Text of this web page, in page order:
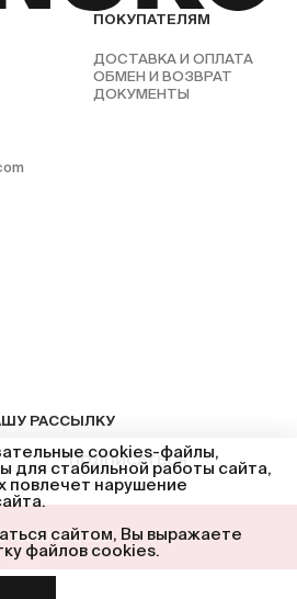
РАССЫЛКУ
ПОДПИСАТЬСЯ
ПОКУПАТЕЛЯМ
ДОСТАВКА И ОПЛАТА
ОБМЕН И ВОЗВРАТ
ДОКУМЕНТЫ
ANNUKO 2025
cookies-файлы,
для стабильной работы сайта,
повлечет нарушение
сайтом, Вы выражаете
файлов cookies.